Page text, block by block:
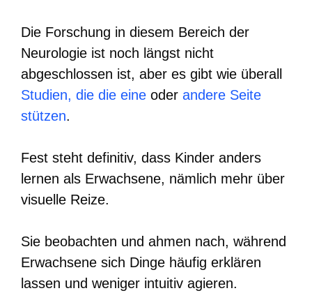
Die Forschung in diesem Bereich der
Neurologie ist noch längst nicht
abgeschlossen ist, aber es gibt wie überall
Studien, die die eine oder andere Seite
stützen.
Fest steht definitiv, dass Kinder anders
lernen als Erwachsene, nämlich mehr über
visuelle Reize.
Sie beobachten und ahmen nach, während
Erwachsene sich Dinge häufig erklären
lassen und weniger intuitiv agieren.